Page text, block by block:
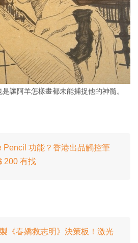
讓阿羊怎樣畫都未能捕捉他的神髓。
Pencil 功能？香港出品觸控筆
200 有找
《春嬌救志明》決策板！激光